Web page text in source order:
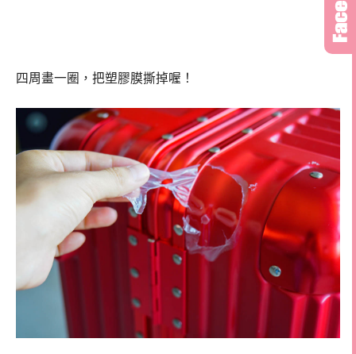
四周畫一圈，把塑膠膜撕掉喔！